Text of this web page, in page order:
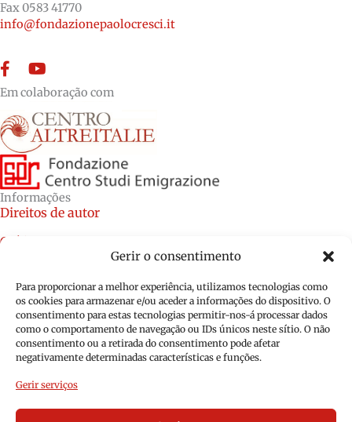
Gerir o consentimento
Para proporcionar a melhor experiência, utilizamos tecnologias como
os cookies para armazenar e/ou aceder a informações do dispositivo. O
consentimento para estas tecnologias permitir-nos-á processar dados
como o comportamento de navegação ou IDs únicos neste sítio. O não
consentimento ou a retirada do consentimento pode afetar
negativamente determinadas características e funções.
Gerir serviços
Fax 0583 41770
info@fondazionepaolocresci.it
FacebookYouTube
Em colaboração com
Informações
Direitos de autor
Créditos
Política de privacidade (UE)